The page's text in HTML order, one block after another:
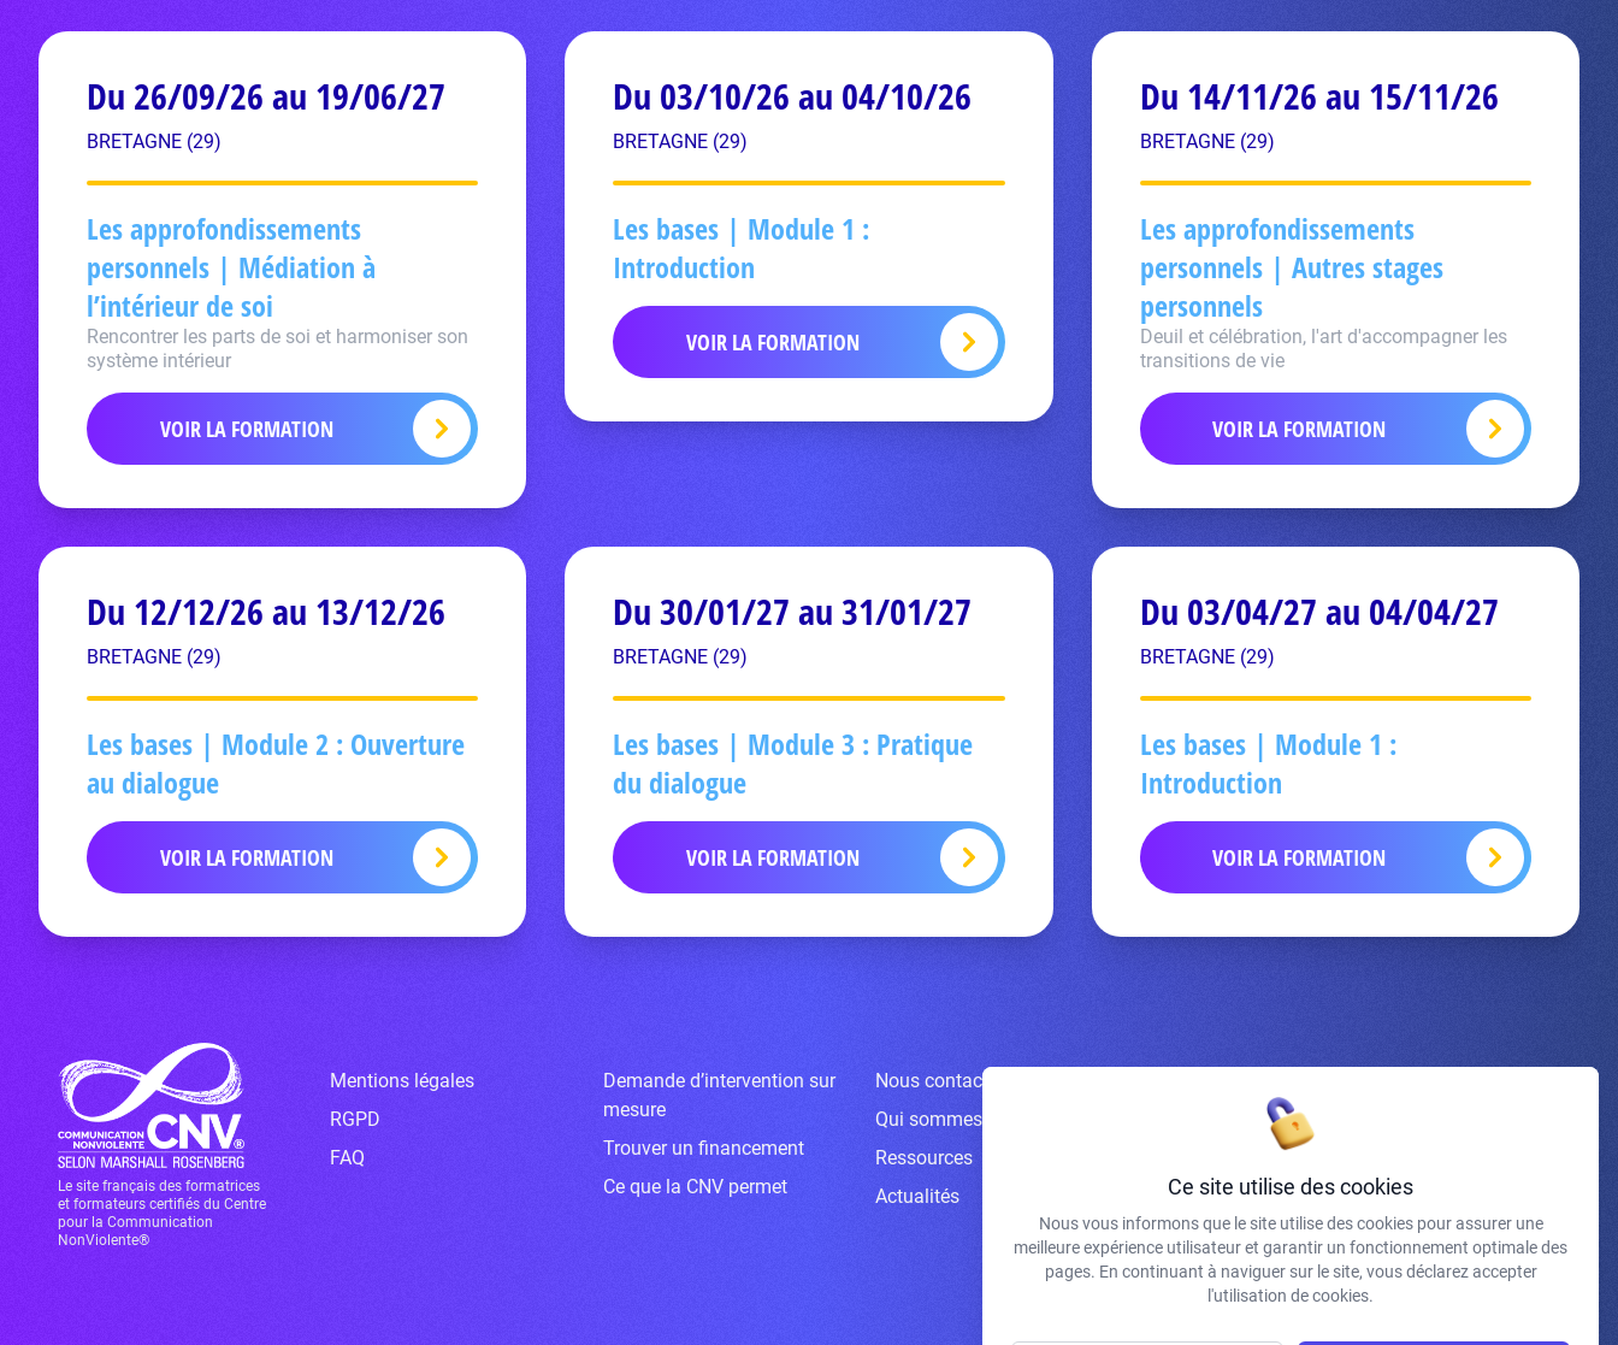
Du 26/09/26 au 19/06/27
BRETAGNE (29)
Les approfondissements
personnels | Médiation à
l’intérieur de soi
Rencontrer les parts de soi et harmoniser son
système intérieur
VOIR LA FORMATION
Du 03/10/26 au 04/10/26
BRETAGNE (29)
Les bases | Module 1 :
Introduction
VOIR LA FORMATION
Du 14/11/26 au 15/11/26
BRETAGNE (29)
Les approfondissements
personnels | Autres stages
personnels
Deuil et célébration, l'art d'accompagner les
transitions de vie
VOIR LA FORMATION
Du 12/12/26 au 13/12/26
BRETAGNE (29)
Les bases | Module 2 : Ouverture
au dialogue
VOIR LA FORMATION
Du 30/01/27 au 31/01/27
BRETAGNE (29)
Les bases | Module 3 : Pratique
du dialogue
VOIR LA FORMATION
Du 03/04/27 au 04/04/27
BRETAGNE (29)
Les bases | Module 1 :
Introduction
VOIR LA FORMATION
Le site français des formatrices
et formateurs certifiés du Centre
pour la Communication
NonViolente®
Mentions légales
RGPD
FAQ
Demande d’intervention sur
mesure
Trouver un financement
Ce que la CNV permet
Nous contacter
Qui sommes-nous ?
Ressources
Actualités
J'accepte de recevoir vos e-mails et confirme avoir pris
connaissance de votre politique de confidentialité et
mentions légales.
Ce site utilise des cookies
Nous vous informons que le site utilise des cookies pour assurer une
meilleure expérience utilisateur et garantir un fonctionnement optimale des
pages. En continuant à naviguer sur le site, vous déclarez accepter
l'utilisation de cookies.